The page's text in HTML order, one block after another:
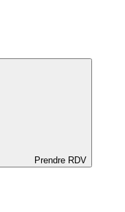
Prendre RDV